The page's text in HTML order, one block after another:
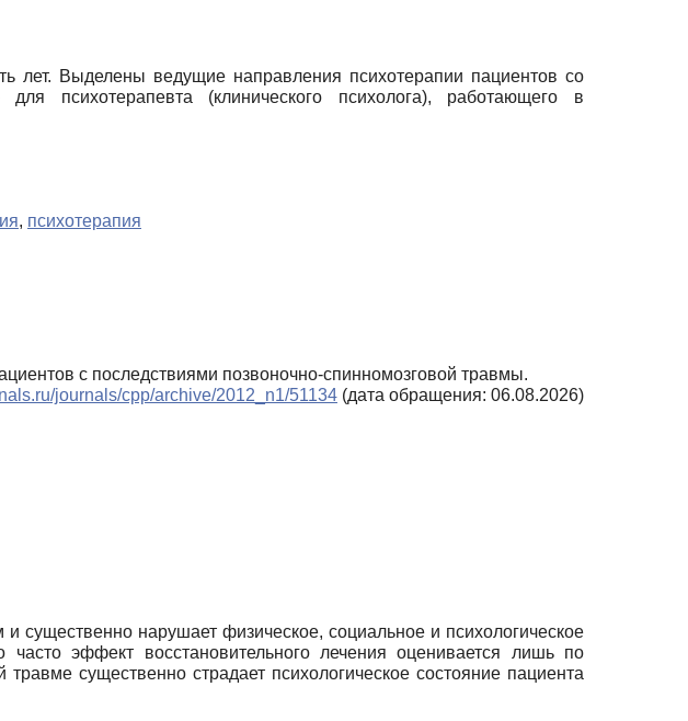
лет. Выделены ведущие направления психотерапии пациентов со
психотерапевта (клинического психолога), работающего в
, психотерапия
с последствиями позвоночно-спинномозговой травмы.
journals/cpp/archive/2012_n1/51134 (дата обращения: 06.08.2026)
существенно нарушает физическое, социальное и психологическое
эффект восстановительного лечения оценивается лишь по
существенно страдает психологическое состояние пациента